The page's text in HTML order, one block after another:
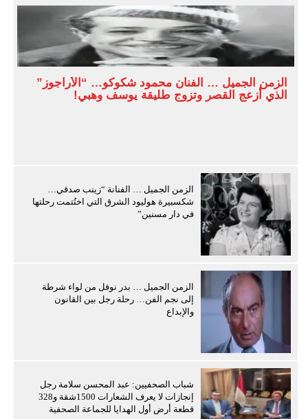
الزمن الجميل … الفنان محمود شكوكو… “الأراجوز”
الذي أزعج القصر وتزوج طليقة يوسف وهبي!
الزمن الجميل … الفنانة “زينب صدقي…
شكسبيرة هوليود الشرق التي اختُتمت رحلتها
في دار مسنين”
الزمن الجميل … بدر نوفل من لواء شرطة
إلى نجم الفن… رحلة رجل بين القانون
والإبداع
شباب الصحفيين: عبد المحسن سلامة رجل
إنجازات لا يعرف الشعارات 1500شقة و328
قطعة أرض أول الهدايا للجماعة الصحفية